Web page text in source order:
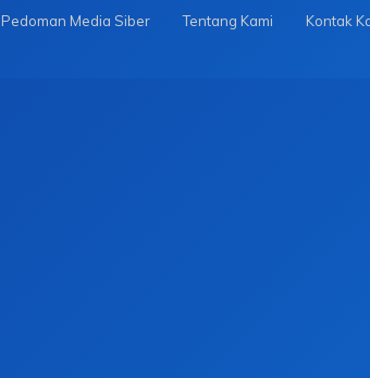
Pedoman Media Siber Tentang Kami Kontak